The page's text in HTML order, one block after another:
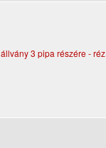
3 pipa részére - réz